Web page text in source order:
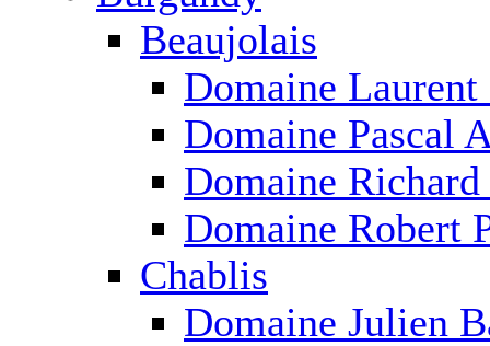
Beaujolais
Domaine Laurent
Domaine Pascal
Domaine
Domaine Robert
Chablis
Domaine Julien